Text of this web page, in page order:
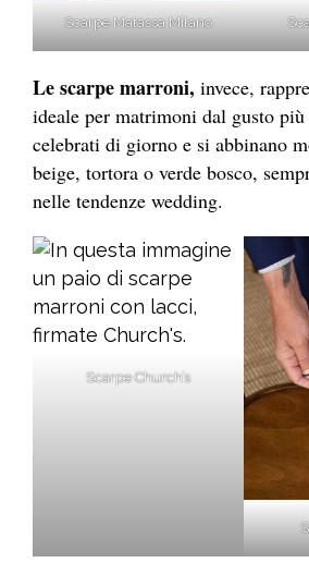
Scarpe Matassa Milano
Le scarpe marroni, invece,
ideale per matrimoni dal gusto
celebrati di giorno e si abbinano
beige, tortora o verde bosco,
nelle tendenze wedding.
Scarpe Church’s